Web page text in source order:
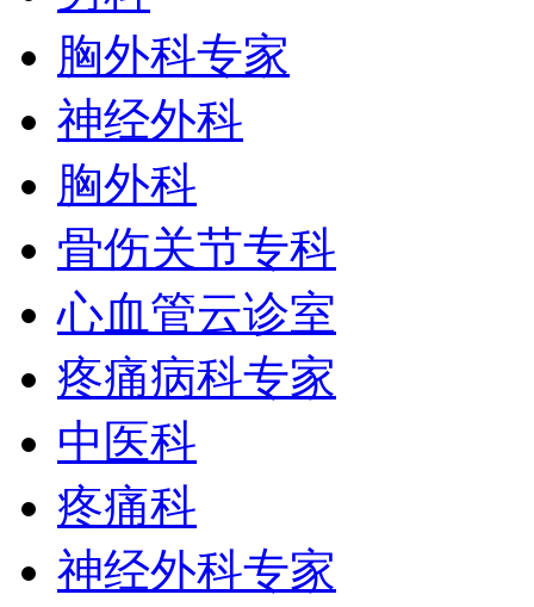
胸外科专家
神经外科
胸外科
骨伤关节专科
心血管云诊室
疼痛病科专家
中医科
疼痛科
神经外科专家